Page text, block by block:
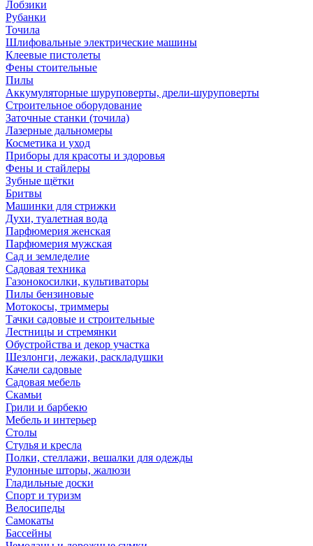
Лобзики
Рубанки
Точила
Шлифовальные электрические машины
Клеевые пистолеты
Фены стоительные
Пилы
Аккумуляторные шуруповерты, дрели-шуруповерты
Строительное оборудование
Заточные станки (точила)
Лазерные дальномеры
Косметика и уход
Приборы для красоты и здоровья
Фены и стайлеры
Зубные щётки
Бритвы
Машинки для стрижки
Духи, туалетная вода
Парфюмерия женская
Парфюмерия мужская
Сад и земледелие
Садовая техника
Газонокосилки, культиваторы
Пилы бензиновые
Мотокосы, триммеры
Тачки садовые и строительные
Лестницы и стремянки
Обустройства и декор участка
Шезлонги, лежаки, раскладушки
Качели садовые
Садовая мебель
Скамьи
Грили и барбекю
Мебель и интерьер
Столы
Стулья и кресла
Полки, стеллажи, вешалки для одежды
Рулонные шторы, жалюзи
Гладильные доски
Спорт и туризм
Велосипеды
Самокаты
Бассейны